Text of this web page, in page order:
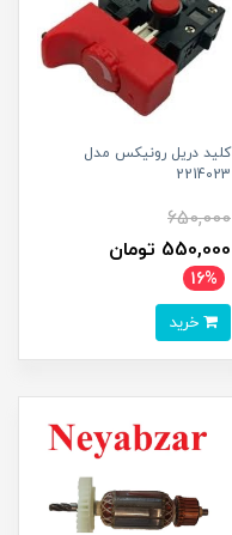
کلید دریل رونیکس مدل
2214023
650,000
550,000 تومان
16%